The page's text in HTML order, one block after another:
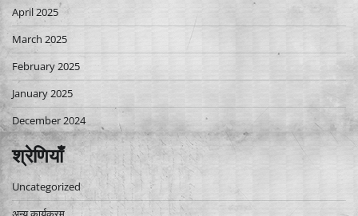
April 2025
March 2025
February 2025
January 2025
December 2024
श्रेणियाँ
Uncategorized